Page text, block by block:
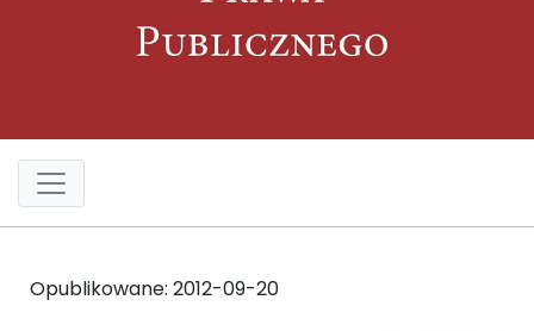
Opublikowane: 2012-09-20